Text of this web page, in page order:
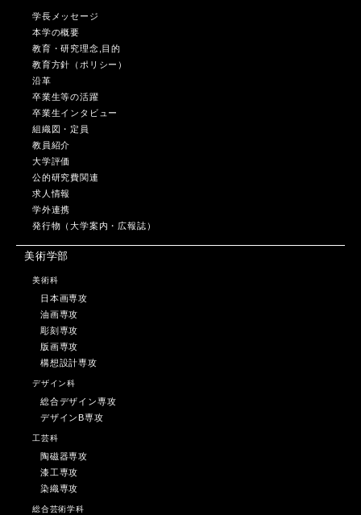
学長メッセージ
本学の概要
教育・研究理念,目的
教育方針（ポリシー）
沿革
卒業生等の活躍
卒業生インタビュー
組織図・定員
教員紹介
大学評価
公的研究費関連
求人情報
学外連携
発行物（大学案内・広報誌）
美術学部
美術科
日本画専攻
油画専攻
彫刻専攻
版画専攻
構想設計専攻
デザイン科
総合デザイン専攻
デザインB専攻
工芸科
陶磁器専攻
漆工専攻
染織専攻
総合芸術学科